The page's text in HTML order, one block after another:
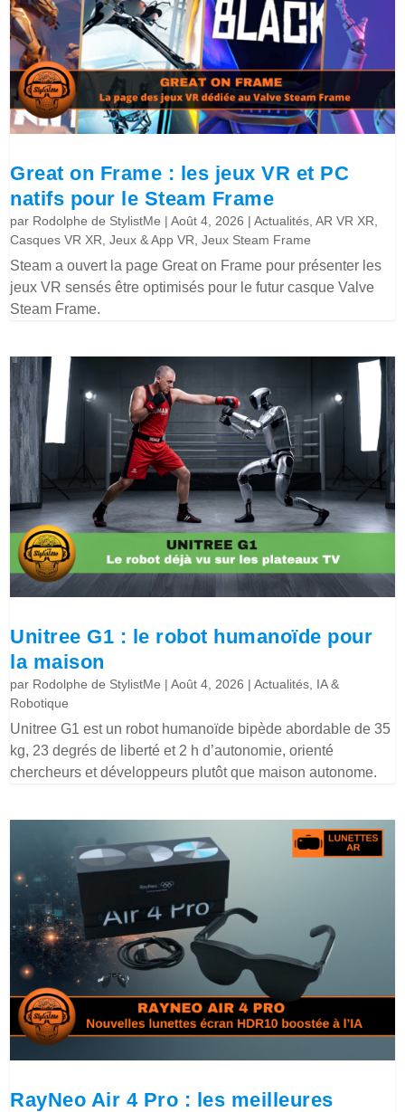
Great on Frame : les jeux VR et PC
natifs pour le Steam Frame
par Rodolphe de StylistMe |Août 4, 2026 |Actualités ,AR VR XR
Casques VR XR ,Jeux & App VR ,Jeux Steam Frame
Steam a ouvert la page Great on Frame pour présenter les
jeux VR sensés être optimisés pour le futur casque Valve
Steam Frame.
Unitree G1 : le robot humanoïde pour
la maison
par Rodolphe de StylistMe |Août 4, 2026 |Actualités IA &
Robotique
Unitree G1 est un robot humanoïde bipède abordable de 35
kg, 23 degrés de liberté et 2 h d’autonomie, orienté
chercheurs et développeurs plutôt que maison autonome.
RayNeo Air 4 Pro : les meilleures